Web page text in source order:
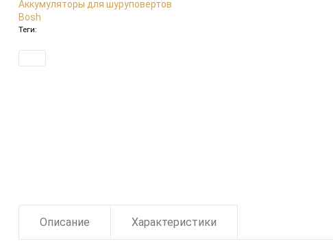
Аккумуляторы для шуруповертов
Bosh
Теги:
Описание Характеристики